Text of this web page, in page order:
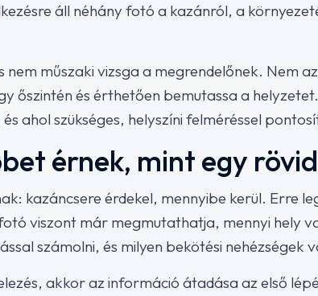
áll néhány fotó a kazánról, a
nem műszaki vizsga a megrendelőnek. Nem
őszintén és érthetően bemutassa a
ahol szükséges, helyszíni felméréssel
érnek, mint egy
kazáncsere érdekel, mennyibe kerül. Erre
viszont már megmutathatja, mennyi hely
számolni, és milyen bekötési nehézségek
akkor az információ átadása az első